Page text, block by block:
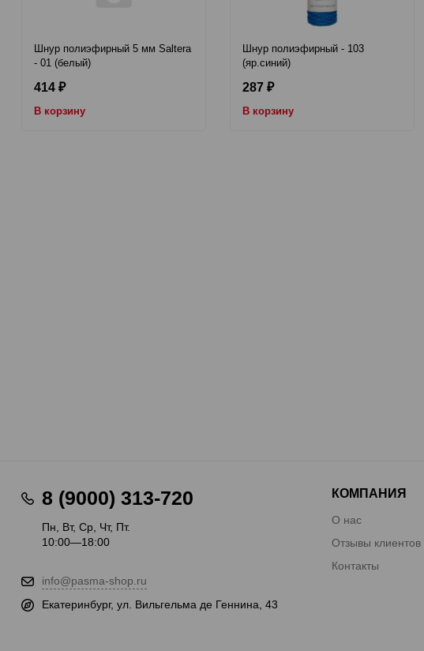
Шнур полиэфирный 5 мм Saltera
- 01 (белый)
414 ₽
В корзину
Шнур полиэфирный - 103
(яр.синий)
287 ₽
В корзину
8 (9000) 313-720
Пн, Вт, Ср, Чт, Пт.
10:00—18:00
info@pasma-shop.ru
Екатеринбург, ул. Вильгельма де Геннина, 43
КОМПАНИЯ
О нас
Отзывы клиентов
Контакты